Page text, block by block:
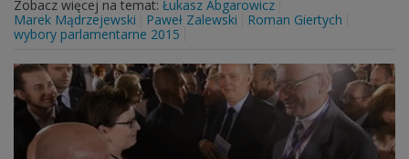
Zobacz więcej na temat: Łukasz Abgarowicz
Marek Mądrzejewski
Paweł Zalewski
Roman Giertych
wybory parlamentarne 2015